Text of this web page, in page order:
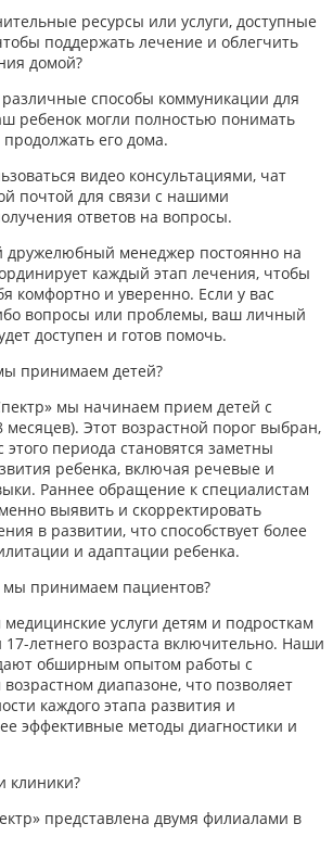
ресурсы или услуги, доступные
поддержать лечение и облегчить
домой?
способы коммуникации для
ребенок могли полностью понимать
его дома.
видео консультациями, чат
почтой для связи с нашими
ответов на вопросы.
менеджер постоянно на
каждый этап лечения, чтобы
комфортно и уверенно. Если у вас
вопросы или проблемы, ваш личный
доступен и готов помочь.
принимаем детей?
мы начинаем прием детей с
месяцев). Этот возрастной порог выбран,
этого периода становятся заметны
ребенка, включая речевые и
Раннее обращение к специалистам
выявить и скорректировать
в развитии, что способствует более
и адаптации ребенка.​
мы принимаем пациентов?
услуги детям и подросткам
летнего возраста включительно. Наши
обширным опытом работы с
диапазоне, что позволяет
каждого этапа развития и
эффективные методы диагностики и
клиники?
представлена двумя филиалами в